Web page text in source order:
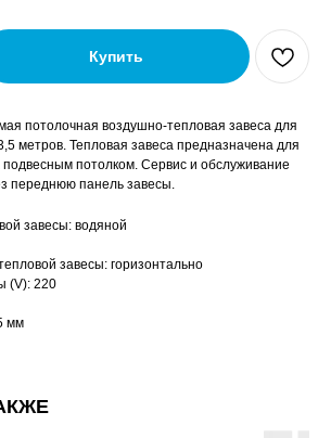
Купить
потолочная воздушно-тепловая завеса для
метров. Тепловая завеса предназначена для
подвесным потолком. Сервис и обслуживание
переднюю панель завесы.
завесы: водяной
завесы: горизонтально
(V): 220
мм